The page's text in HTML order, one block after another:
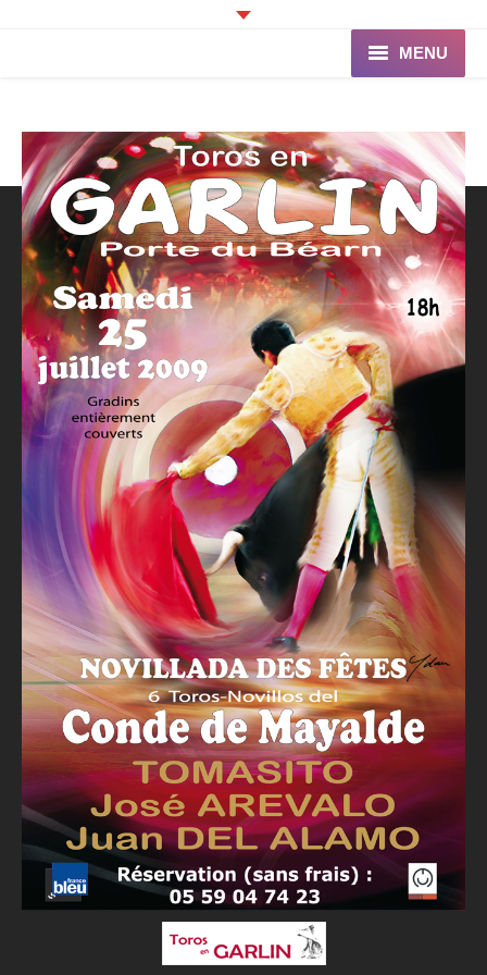
MENU
Programme
Ganaderia de PINCHA
Les Toreros
Infos pratiques
La Peña